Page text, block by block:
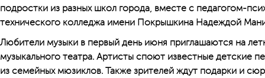
подростки из разных школ города, вместе с педагогом-
технического колледжа имени Покрышкина Надеждой
Любители музыки в первый день июня приглашаются на
музыкального театра. Артисты споют известные детские
из семейных мюзиклов. Также зрителей ждут подарки и